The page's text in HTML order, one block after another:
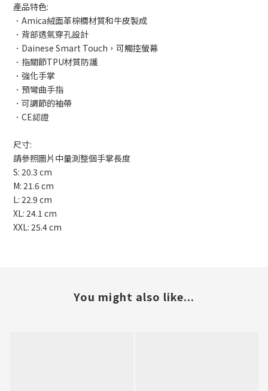
產品特色:
．Amica絨面革棕櫚材質和牛皮製成
．背部透氣穿孔設計
．Dainese Smart Touch，可觸控螢幕
．指關節TPU材質防護
．強化手掌
．預彎曲手指
．可調節的袖帶
．CE認證
尺寸:
請參照圖片中量測整個手掌長度
S: 20.3 cm
M: 21.6 cm
L: 22.9 cm
XL: 24.1 cm
XXL: 25.4 cm
You might also like...